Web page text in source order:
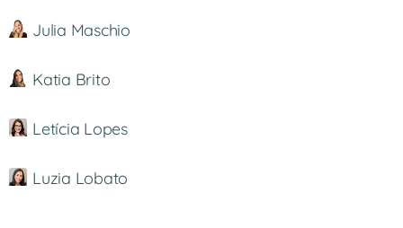
Julia Maschio
Katia Brito
Letícia Lopes
Luzia Lobato